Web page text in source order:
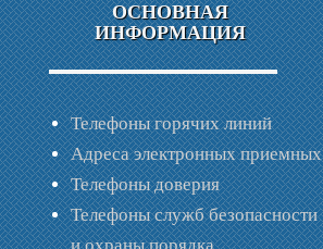
ОСНОВНАЯ
ИНФОРМАЦИЯ
Телефоны горячих линий
Адреса электронных приемных
Телефоны доверия
Телефоны служб безопасности